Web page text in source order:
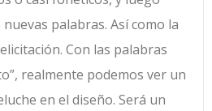
palabras. Así como la
Con las palabras
realmente podemos ver un
en el diseño. Será un